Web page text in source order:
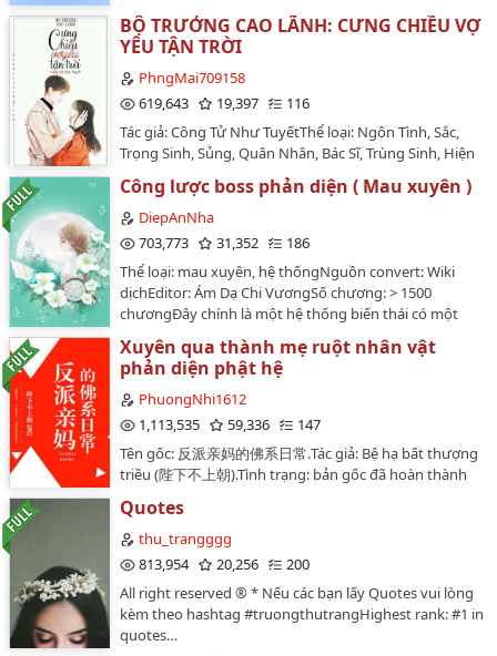
Chương 25. Bambam
Chương 26. Nụ Hôn Đầu
Chương 27. Ân Hận
Chương 28. Phản Bội [H]
Chương 29. Mì Bò
Chương 30. Bỏ Trốn
Chương 31. Nước Mắt
Chương 32. Dừng Lại
Chương 33. Hận
Chương 34. Chân Tướng
Chương 35. Thông Suốt
Chương 36. Về Nước
Chương 37. Ngoan, Cưỡi Lên Nó! [H]
Chương 38. Đứa Trẻ Đáng Thương
Chương 39. Kiểm Tra
Chương 40. Đứa Bé
Chương 41. Say
BỘ TRƯỞNG CAO LÃNH: CƯNG CHIỀU VỢ
YÊU TẬN TRỜI
PhngMai709158
619,643
19,397
116
Tác giả: Công Tử Như TuyếtThể loại: Ngôn Tình, Sắc,
Trọng Sinh, Sủng, Quân Nhân, Bác Sĩ, Trùng Sinh, Hiện
Đại, HE, 2SNguồn: Cung Quảng Hằng, Truyện FullTrạng
thái: Đang raEditor: Tiểu MeowCre bìa :
Forever_TeamDesigner: Hwangminhuyn1995Trong
tình yêu con người thường mất đi rồi mới hối hận
nào?"Chú à, trên người chú đang bị thương, để em
tắm giúp chú nha.""Chú à, em nằm mơ thấy ác mộng
sợ quá à, muốn ngủ chung với chú được
không?"...Đường Mặc Trầm bắt giữ bàn tay nhỏ đang
tháo thắt lưng của anh "Em lại muốn làm gì nữa?"Bùi
Vân Khinh với vẻ mặt vô tội lấy ống tiêm ra, "Tiêm
thuốc cho chú!" Từ nay về sau, anh ngủ nướng, cô vịn
tường.Trước khi trọng sinh, cô oán anh, hận anh, trốn
tránh anh; sau khi sống lại, cô trêu ghẹo anh, che chở
anh, quấn quít lấy anh.Từ lúc bắt đầu tới mãi về sau,
Đường Mặc Trầm đều chỉ có một ý tưởng: Cưng chiều
cô, cưng chiều cô, cưng chiều cô đến tận trời!!!!…
Công lược boss phản diện ( Mau xuyên )
DiepAnNha
703,773
31,352
186
Thể loại: mau xuyên, hệ thốngNguồn convert: Wiki
dịchEditor: Ám Dạ Chi VươngSố chương: > 1500
chươngĐây chính là một hệ thống biến thái có một
yêu của boss phản diện.Các đối tượng mà An Tình sẽ
phải tiến hành công lược chính là:Boss âm hiểm, biến
tháiBoss ngạo kiều ngây thơBoss lạnh lùng tự bế Boss
quỷ súc phúc hắcGiây phút bị đá vào trò chơi đó, An
thái!"Tác phẩm nhãn: Ngọt văn, hệ thống lưu, pháo hôi
nghịch tập…
Xuyên qua thành mẹ ruột nhân vật
phản diện phật hệ
PhuongNhi1612
1,113,535
59,336
147
Tên gốc: 反派亲妈的佛系日常.Tác giả: Bệ hạ bất thượng
triều (陛下不上朝).Tình trạng: bản gốc đã hoàn thành
Đại, Xuyên Không, Ngọt.Convert: Lạc Mai Trang tại
truyencv.com (https://truyencv.com/nhan-vat-phan-
dien-me-ruot-phat-he-thuong-ngay/)Diệp Phạm xuyên
một nhân vật phản diện, cùng Ảnh đế Hạ Hàn có một
đứa con trai vai phản diện chưa trưởng thành. Diệp
Phạm tâm tính phật hệ hiền lành độ lượng vì muốn
Quotes
thu_trangggg
813,954
20,256
200
All right reserved ®️ * Nếu các bạn lấy Quotes vui lòng
kèm theo hashtag #truongthutrangHighest rank: #1 in
quotes…